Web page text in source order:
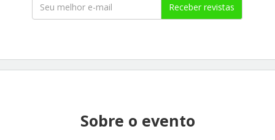
Receber revistas
Sobre o evento